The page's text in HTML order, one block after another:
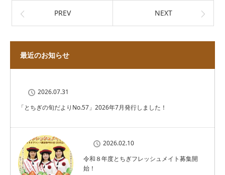
PREV NEXT
最近のお知らせ
2026.07.31
「とちぎの旬だよりNo.57」2026年7月発行しました！
2026.02.10
令和８年度とちぎフレッシュメイト募集開
始！